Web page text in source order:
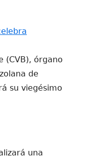
(CVB), órgano
de
su viegésimo
una